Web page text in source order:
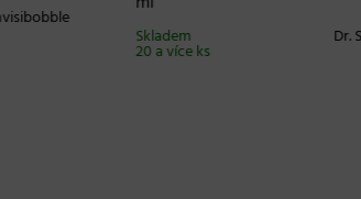
Dr. Santé
Skladem
20 a více ks